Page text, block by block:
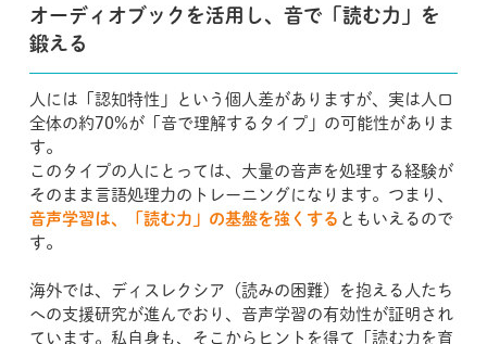
オーディオブックを活用し、音で「読む力」を
鍛える
人には「認知特性」という個人差がありますが、実は人口
全体の約70%が「音で理解するタイプ」の可能性がありま
す。
このタイプの人にとっては、大量の音声を処理する経験が
そのまま言語処理力のトレーニングになります。つまり、
音声学習は、「読む力」の基盤を強くする ともいえるので
す。
海外では、ディスレクシア（読みの困難）を抱える人たち
への支援研究が進んでおり、音声学習の有効性が証明され
ています。私自身も、そこからヒントを得て「読む力を育